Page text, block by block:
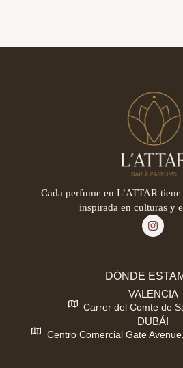
Cada perfume en L’ATTAR
inspirada en culturas y
DÓNDE
VALENCIA
Carrer del Comte de
DUBÁI
Centro Comercial Gate